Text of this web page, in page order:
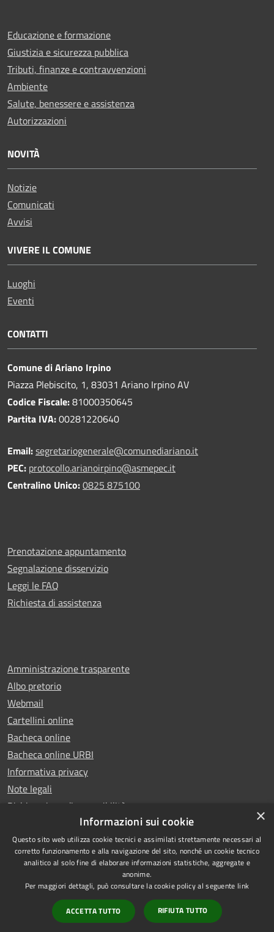
Educazione e formazione
Giustizia e sicurezza pubblica
Tributi, finanze e contravvenzioni
Ambiente
Salute, benessere e assistenza
Autorizzazioni
NOVITÀ
Notizie
Comunicati
Avvisi
VIVERE IL COMUNE
Luoghi
Eventi
CONTATTI
Comune di Ariano Irpino
Piazza Plebiscito, 1, 83031 Ariano Irpino AV
Codice Fiscale:81000350645
Partita IVA:00281220640
Email:segretariogenerale@comunediariano.it
PEC: protocollo.arianoirpino@asmepec.it
Centralino Unico:0825 875100
Prenotazione appuntamento
Segnalazione disservizio
Leggi le FAQ
Richiesta di assistenza
Amministrazione trasparente
Albo pretorio
Webmail
Cartellini online
Bacheca online
Bacheca online URBI
Informativa privacy
Note legali
Dichiarazione di accessibilità
RSS
Accessibilità
Copyright © 2025 Comune di
Ariano Irpino
Powered byMunicipium
Accesso redazione
×
Informazioni sui cookie
Questo sito web utilizza cookie tecnici e assimilati strettamente necessari al
corretto funzionamento e alla navigazione del sito, nonché un cookie tecnico
analitico al solo fine di elaborare informazioni statistiche, aggregate e
anonime.
Per maggiori dettagli, può consultare la cookie policy al seguente link
ACCETTA TUTTO RIFIUTA TUTTO